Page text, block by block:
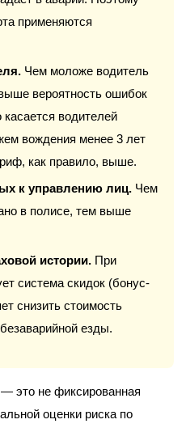
применяются
Чем моложе водитель
вероятность ошибок
водителей
вождения менее 3 лет
как правило, выше.
к управлению лиц. Чем
в полисе, тем выше
истории. При
система скидок (бонус-
снизить стоимость
езды.
это не фиксированная
оценки риска по